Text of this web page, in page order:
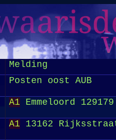
Melding
Posten oost AUB
A1 Emmeloord 129179
A1 13162